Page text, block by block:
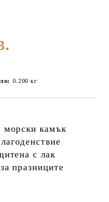
0.200 кг
морски камък
с лак
празниците